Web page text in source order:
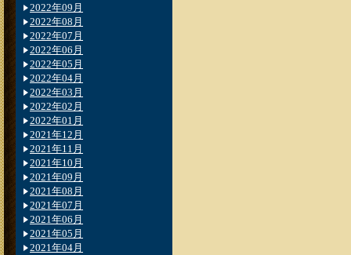
2022年09月
2022年08月
2022年07月
2022年06月
2022年05月
2022年04月
2022年03月
2022年02月
2022年01月
2021年12月
2021年11月
2021年10月
2021年09月
2021年08月
2021年07月
2021年06月
2021年05月
2021年04月